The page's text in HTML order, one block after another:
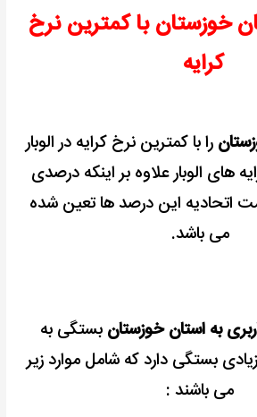
خوزستان با کمترین نرخ
کرایه
را با کمترین نرخ کرایه در الوبار
های الوبار علاوه بر اینکه درصدی
اتحادیه این درصد ها تعین شده
می باشد.
به استان خوزستان بستگی به
بستگی دارد که شامل موارد زیر
می باشند :